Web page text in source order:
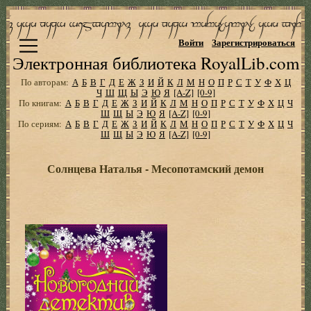
Электронная библиотека RoyalLib.com
Войти Зарегистрироваться
По авторам: А Б В Г Д Е Ж З И Й К Л М Н О П Р С Т У Ф Х Ц
Ч Ш Щ Ы Э Ю Я [A-Z] [0-9]
По книгам: А Б В Г Д Е Ж З И Й К Л М Н О П Р С Т У Ф Х Ц Ч
Ш Щ Ы Э Ю Я [A-Z] [0-9]
По сериям: А Б В Г Д Е Ж З И Й К Л М Н О П Р С Т У Ф Х Ц Ч
Ш Щ Ы Э Ю Я [A-Z] [0-9]
Солнцева Наталья - Месопотамский демон